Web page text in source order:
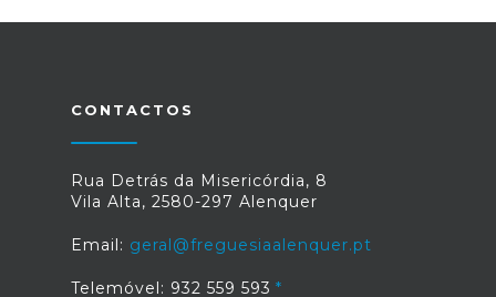
CONTACTOS
Rua Detrás da Misericórdia, 8
Vila Alta, 2580-297 Alenquer
Email: geral@freguesiaalenquer.pt
Telemóvel: 932 559 593